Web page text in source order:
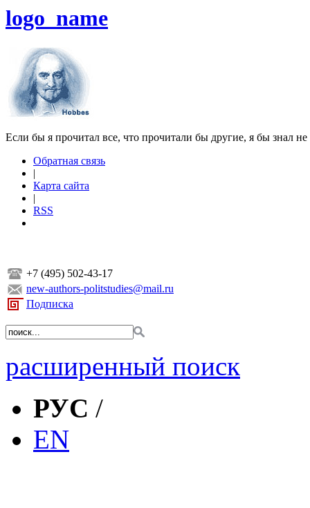
logo_name
Если бы я прочитал все, что прочитали бы другие, я бы знал
Обратная связь
|
Карта сайта
|
RSS
+7 (495) 502-43-17
new-authors-politstudies@mail.ru
Подписка
расширенный поиск
РУС /
EN